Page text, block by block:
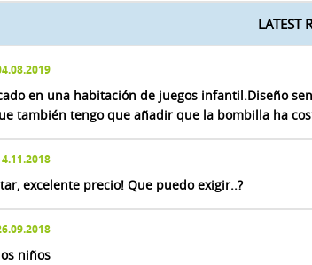
LATEST
en una habitación de juegos infantil.Diseño
también tengo que añadir que la bombilla ha
excelente precio! Que puedo exigir..?
niños